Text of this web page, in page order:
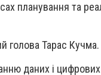
планування та
голова Тарас Кучма.
даних і